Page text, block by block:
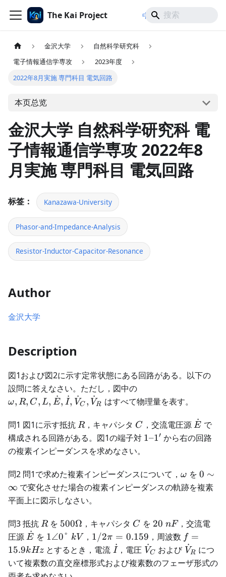
The Kai Project 中文/ 日本語
金沢大学
自然科学研究科
電子情報通信学専攻
2023年度
2022年8月実施 専門科目 電気回路
本页总览
金沢大学 自然科学研究科 電
子情報通信学専攻 2022年8
月実施 専門科目 電気回路
标签： Kanazawa-University
Phasor-and-Impedance-Analysis
Resistor-Inductor-Capacitor-Resonance
Author
金沢大学
Description
図1および図2に示す定常状態にある回路がある。以下の
設問に答えなさい。ただし，図中の
C, L,
\dot{I},
\dot{V}_C,
\dot{V}_R
ω, R, C, L, E
˙ , I˙, V
˙C , V
˙R はすべて物理量を表す。
問1 図1に示す抵抗 R
R，キャパシタ C
C ，交流電圧源 E
˙ で
構成される回路がある。図1の端子対 1
1–1′ から右の回路
の複素インピーダンスを求めなさい。
問2 問1で求めた複素インピーダンスについて， ω
ω を 0
\sim
0 ∼
∞ で変化させた場合の複素インピーダンスの軌跡を複素
平面上に図示しなさい。
問3 抵抗 R
Rを 500
Ω
500Ω ，キャパシタ C
C を 20\
nF
20 nF，交流電
圧源 \dot{E}
E
˙ を 1∠0°
\ kV
1∠0° kV ， 1/2π
=
0.159
1/2π = 0.159 ，周波数 f =
15.9
kHz
f =
15.9kHz とするとき，電流 \dot{I}
I˙，電圧 \dot{V}_C
V
˙C および V
˙R につ
いて複素数の直交座標形式および複素数のフェーザ形式の